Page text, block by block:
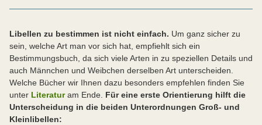
Libellen zu bestimmen ist nicht einfach. Um ganz sicher zu
sein, welche Art man vor sich hat, empfiehlt sich ein
Bestimmungsbuch, da sich viele Arten in zu speziellen Details und
auch Männchen und Weibchen derselben Art unterscheiden.
Welche Bücher wir Ihnen dazu besonders empfehlen finden Sie
unter Literaturam Ende. Für eine erste Orientierung hilft die
Unterscheidung in die beiden Unterordnungen Groß- und
Kleinlibellen: